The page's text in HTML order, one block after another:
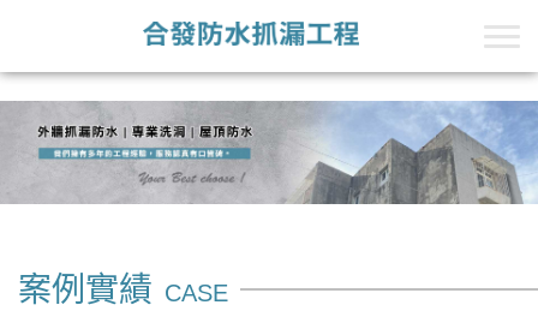
案例實績 CASE